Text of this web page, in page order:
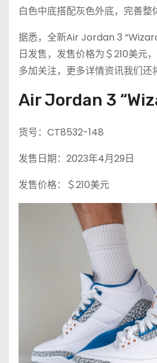
白色中底搭配灰色外底，完善整
据悉，全新Air Jordan 3
日发售，发售价格为＄210美元
多加关注，更多详情资讯我们还
Air Jordan 3
货号：CT8532-148
发售日期：2023年4月29日
发售价格：＄210美元